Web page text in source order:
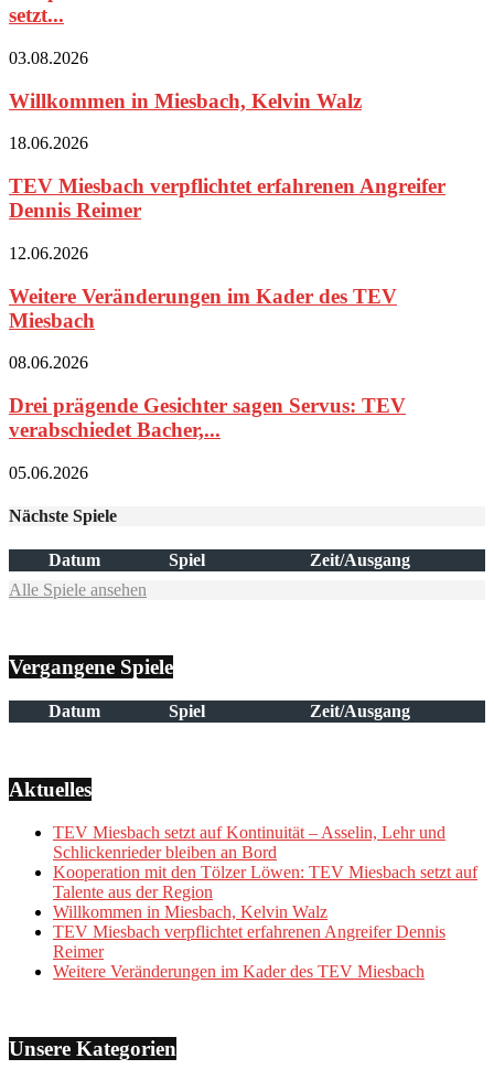
setzt...
03.08.2026
Willkommen in Miesbach, Kelvin Walz
18.06.2026
TEV Miesbach verpflichtet erfahrenen Angreifer
Dennis Reimer
12.06.2026
Weitere Veränderungen im Kader des TEV
Miesbach
08.06.2026
Drei prägende Gesichter sagen Servus: TEV
verabschiedet Bacher,...
05.06.2026
Nächste Spiele
Datum Spiel
Zeit/Ausgang
Alle Spiele ansehen
Vergangene Spiele
Datum Spiel Zeit/Ausgang
Aktuelles
TEV Miesbach setzt auf Kontinuität – Asselin, Lehr und
Schlickenrieder bleiben an Bord
Kooperation mit den Tölzer Löwen: TEV Miesbach setzt auf
Talente aus der Region
Willkommen in Miesbach, Kelvin Walz
TEV Miesbach verpflichtet erfahrenen Angreifer Dennis
Reimer
Weitere Veränderungen im Kader des TEV Miesbach
Unsere Kategorien